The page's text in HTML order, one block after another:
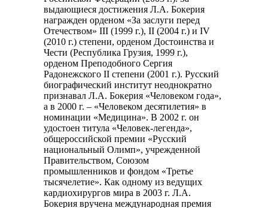
выдающиеся достижения Л.А. Бокерия
награжден орденом «За заслуги перед
Отечеством» III (1999 г.), II (2004 г.) и IV
(2010 г.) степени, орденом Достоинства и
Чести (Республика Грузия, 1999 г.),
орденом Преподобного Сергия
Радонежского II степени (2001 г.). Русский
биографический институт неоднократно
признавал Л.А. Бокерия «Человеком года»,
а в 2000 г. – «Человеком десятилетия» в
номинации «Медицина». В 2002 г. он
удостоен титула «Человек-легенда»,
общероссийской премии «Русский
национальный Олимп», учрежденной
Правительством, Союзом
промышленников и фондом «Третье
тысячелетие». Как одному из ведущих
кардиохирургов мира в 2003 г. Л.А.
Бокерия вручена международная премия